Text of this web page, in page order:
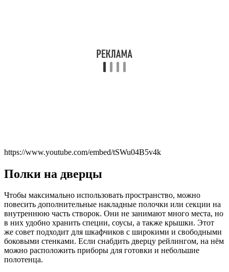
https://www.youtube.com/embed/tSWu04B5v4k
Полки на дверцы
Чтобы максимально использовать пространство, можно
повесить дополнительные накладные полочки или секции на
внутреннюю часть створок. Они не занимают много места, но
в них удобно хранить специи, соусы, а также крышки. Этот
же совет подходит для шкафчиков с широкими и свободными
боковыми стенками. Если снабдить дверцу рейлингом, на нём
можно расположить приборы для готовки и небольшие
полотенца.